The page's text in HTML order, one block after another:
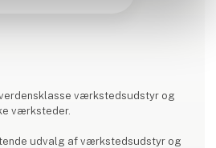
værkstedsudstyr og
værksteder.
udvalg af værkstedsudstyr og